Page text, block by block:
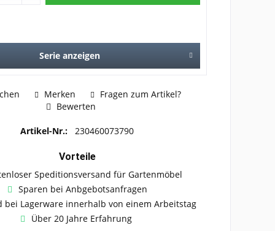
Serie anzeigen
Merken
Fragen zum Artikel?
Bewerten
Artikel-Nr.: 230460073790
Vorteile
Speditionsversand für Gartenmöbel
Sparen bei Anbgebotsanfragen
bei Lagerware innerhalb von einem Arbeitstag
Über 20 Jahre Erfahrung